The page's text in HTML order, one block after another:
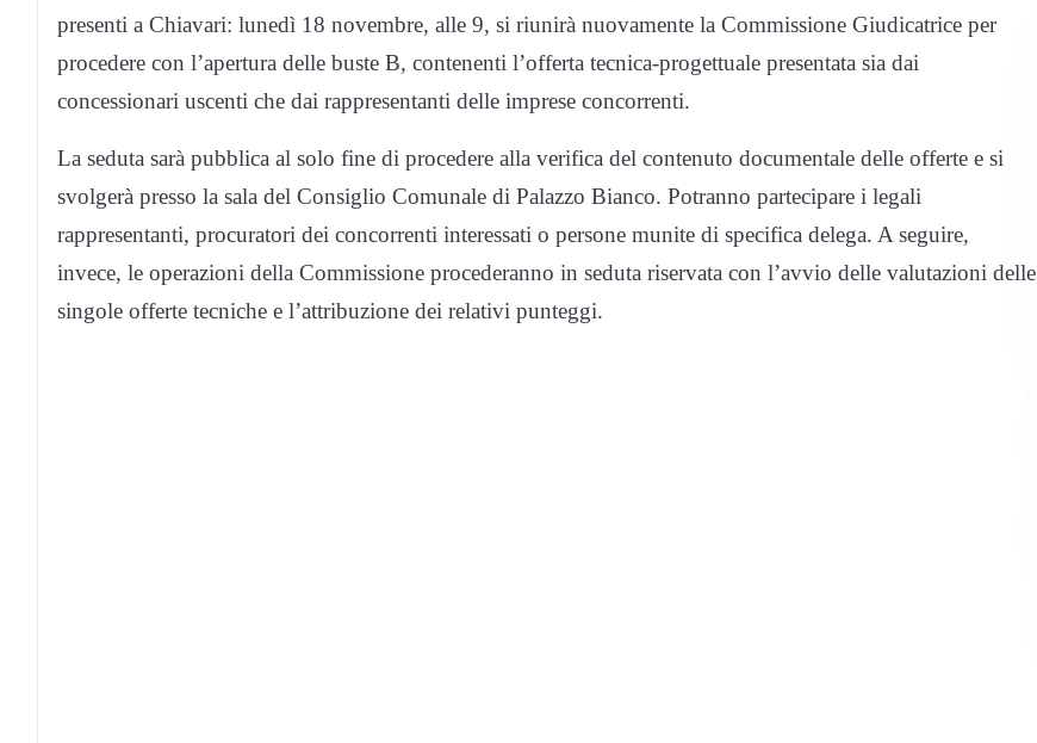
presenti a Chiavari: lunedì 18 novembre, alle 9, si riunirà nuovamente la Commissione Giudicatrice per
procedere con l’apertura delle buste B, contenenti l’offerta tecnica-progettuale presentata sia dai
concessionari uscenti che dai rappresentanti delle imprese concorrenti.
La seduta sarà pubblica al solo fine di procedere alla verifica del contenuto documentale delle offerte e si
svolgerà presso la sala del Consiglio Comunale di Palazzo Bianco. Potranno partecipare i legali
rappresentanti, procuratori dei concorrenti interessati o persone munite di specifica delega. A seguire,
invece, le operazioni della Commissione procederanno in seduta riservata con l’avvio delle valutazioni delle
singole offerte tecniche e l’attribuzione dei relativi punteggi.